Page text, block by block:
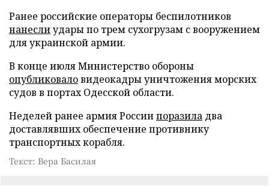
Ранее российские операторы беспилотников
нанеслиудары по трем сухогрузам с вооружением
для украинской армии.
В конце июля Министерство обороны
опубликоваловидеокадры уничтожения морских
судов в портах Одесской области.
Неделей ранее армия Россиипоразила два
доставлявших обеспечение противнику
транспортных корабля.
Текст: Вера Басилая